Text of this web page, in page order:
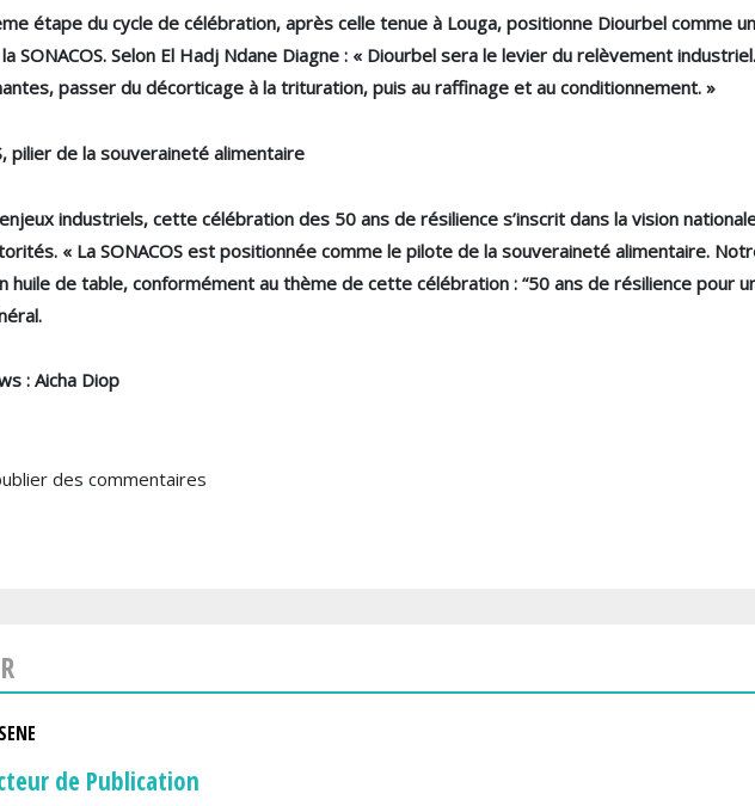
étape du cycle de célébration, après celle tenue à Louga, positionne Diourbel comme
SONACOS. Selon El Hadj Ndane Diagne : « Diourbel sera le levier du relèvement
passer du décorticage à la trituration, puis au raffinage et au conditionnement. »
pilier de la souveraineté alimentaire
industriels, cette célébration des 50 ans de résilience s’inscrit dans la vision
« La SONACOS est positionnée comme le pilote de la souveraineté alimentaire.
huile de table, conformément au thème de cette célébration : “50 ans de résilience pour
: Aicha Diop
des commentaires
de Publication